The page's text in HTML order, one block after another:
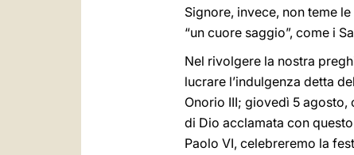
Signore, invece, non teme
“un cuore saggio”, come i
Nel rivolgere la nostra
lucrare l’indulgenza detta
Onorio III; giovedì 5
di Dio acclamata con
Paolo VI, celebreremo la